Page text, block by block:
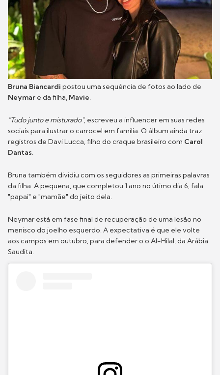
Bruna Biancardi postou uma sequência de fotos ao lado de
Neymar e da filha, Mavie.
"Tudo junto e misturado", escreveu a influencer em suas redes
sociais para ilustrar o carrocel em família. O álbum ainda traz
registros de Davi Lucca, filho do craque brasileiro com Carol
Dantas.
Bruna também dividiu com os seguidores as primeiras palavras
da filha. A pequena, que completou 1 ano no útimo dia 6, fala
"papai" e "mamãe" do jeito dela.
Neymar está em fase final de recuperação de uma lesão no
menisco do joelho esquerdo. A expectativa é que ele volte
aos campos em outubro, para defender o o Al-Hilal, da Arábia
Saudita.